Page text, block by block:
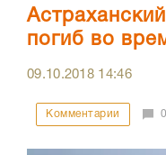
погиб во
09.10.2018 14:46
Комментарии 0